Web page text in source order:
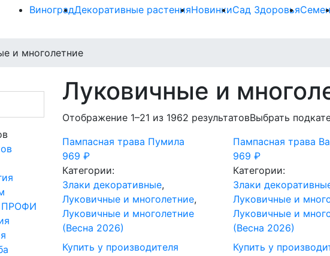
ВиноградДекоративные растенияНовинкиСад Здоровья
и многолетние
ПРОФИ
Луковичные и
Отображение 1–21 из 1962 результатовВыбрать
Пампасная трава Пумила
969 ₽
Категории:
Злаки декоративные,
Луковичные и многолетние,
Луковичные и многолетние
(Весна 2026)
Купить у производителя
Пампасная трава
969₽
Категории:
Злаки
Луковичные и
Луковичные и
(Весна 2026)
Купить у